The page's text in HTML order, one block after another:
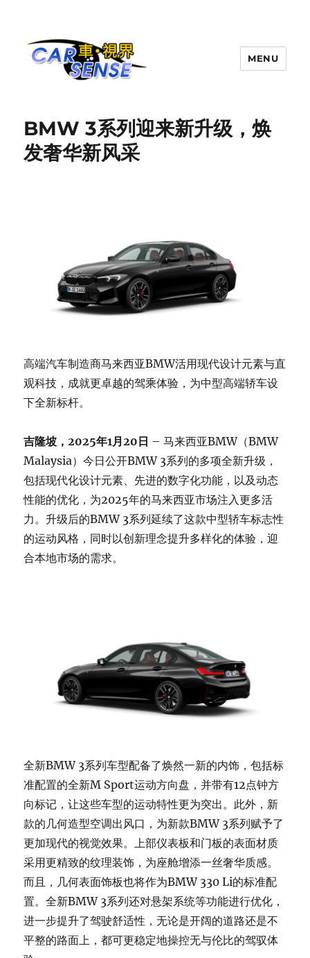
MENU
BMW 3系列迎来新升级，焕
发奢华新风采
高端汽车制造商马来西亚BMW活用现代设计元素与直
观科技，成就更卓越的驾乘体验，为中型高端轿车设
下全新标杆。
吉隆坡，2025年1月20日 – 马来西亚BMW（BMW
Malaysia）今日公开BMW 3系列的多项全新升级，
包括现代化设计元素、先进的数字化功能，以及动态
性能的优化，为2025年的马来西亚市场注入更多活
力。升级后的BMW 3系列延续了这款中型轿车标志性
的运动风格，同时以创新理念提升多样化的体验，迎
合本地市场的需求。
全新BMW 3系列车型配备了焕然一新的内饰，包括标
准配置的全新M Sport运动方向盘，并带有12点钟方
向标记，让这些车型的运动特性更为突出。此外，新
款的几何造型空调出风口，为新款BMW 3系列赋予了
更加现代的视觉效果。上部仪表板和门板的表面材质
采用更精致的纹理装饰，为座舱增添一丝奢华质感。
而且，几何表面饰板也将作为BMW 330 Li的标准配
置。全新BMW 3系列还对悬架系统等功能进行优化，
进一步提升了驾驶舒适性，无论是开阔的道路还是不
平整的路面上，都可更稳定地操控无与伦比的驾驭体